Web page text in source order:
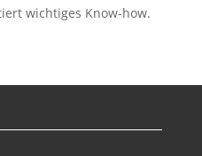
wichtiges Know-how.